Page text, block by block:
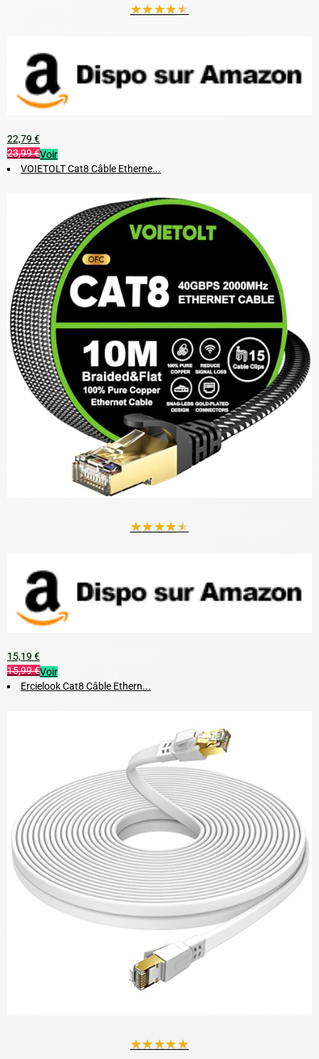
★★★★★
22,79 €
23,99 €Voir
VOIETOLT Cat8 Câble Etherne...
★★★★★
15,19 €
15,99 €Voir
Ercielook Cat8 Câble Ethern...
★★★★★